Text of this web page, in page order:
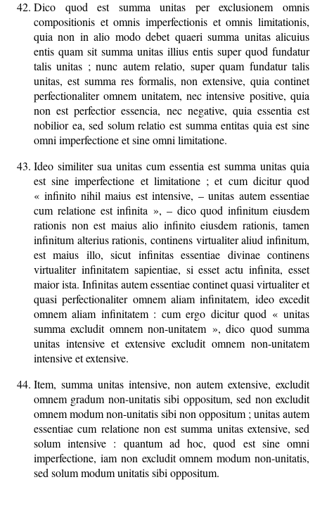
Dico quod est summa unitas per exclusionem omnis
compositionis et omnis imperfectionis et omnis limitationis,
quia non in alio modo debet quaeri summa unitas alicuius
entis quam sit summa unitas illius entis super quod fundatur
talis unitas ; nunc autem relatio, super quam fundatur talis
unitas, est summa res formalis, non extensive, quia continet
perfectionaliter omnem unitatem, nec intensive positive, quia
non est perfectior essencia, nec negative, quia essentia est
nobilior ea, sed solum relatio est summa entitas quia est sine
omni imperfectione et sine omni limitatione.
Ideo similiter sua unitas cum essentia est summa unitas quia
est sine imperfectione et limitatione ; et cum dicitur quod
« infinito nihil maius est intensive, – unitas autem essentiae
cum relatione est infinita », – dico quod infinitum eiusdem
rationis non est maius alio infinito eiusdem rationis, tamen
infinitum alterius rationis, continens virtualiter aliud infinitum,
est maius illo, sicut infinitas essentiae divinae continens
virtualiter infinitatem sapientiae, si esset actu infinita, esset
maior ista. Infinitas autem essentiae continet quasi virtualiter et
quasi perfectionaliter omnem aliam infinitatem, ideo excedit
omnem aliam infinitatem : cum ergo dicitur quod « unitas
summa excludit omnem non-unitatem », dico quod summa
unitas intensive et extensive excludit omnem non-unitatem
intensive et extensive.
Item, summa unitas intensive, non autem extensive, excludit
omnem gradum non-unitatis sibi oppositum, sed non excludit
omnem modum non-unitatis sibi non oppositum ; unitas autem
essentiae cum relatione non est summa unitas extensive, sed
solum intensive : quantum ad hoc, quod est sine omni
imperfectione, iam non excludit omnem modum non-unitatis,
sed solum modum unitatis sibi oppositum.